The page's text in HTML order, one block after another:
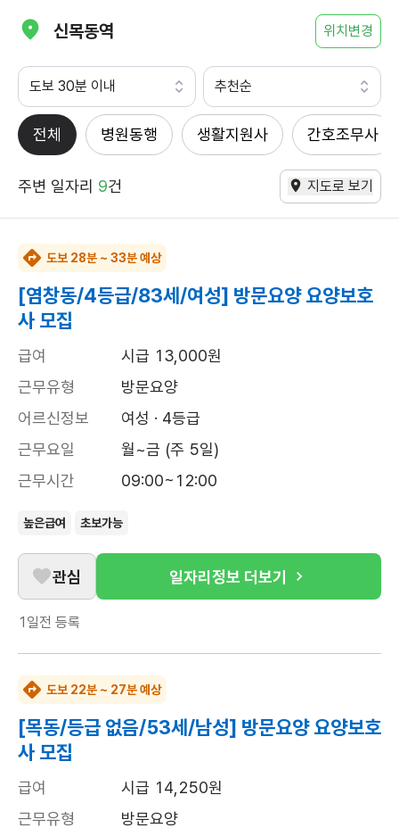
신목동역 위치변경
도보 30분 이내 추천순
전체 병원동행 생활지원사 간호조무사
주변 일자리 9건 지도로 보기
도보 28분 ~ 33분 예상
[염창동/4등급/83세/여성] 방문요양 요양보호
사 모집
급여
시급 13,000원
근무유형
방문요양
어르신정보
여성 · 4등급
근무요일
월~금 (주 5일)
근무시간
09:00~12:00
높은급여 초보가능
관심 일자리정보 더보기
1일전 등록
도보 22분 ~ 27분 예상
[목동/등급 없음/53세/남성] 방문요양 요양보호
사 모집
급여
시급 14,250원
근무유형
방문요양